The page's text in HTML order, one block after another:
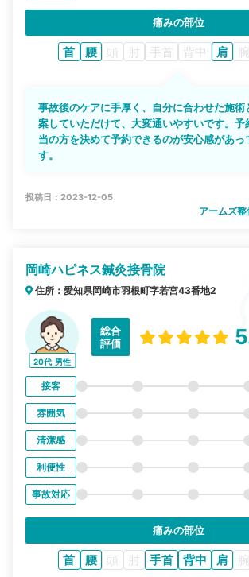
痛みの部位
首 腰 頭 肘 手首 背中 肩 腕
事故後のケアに手厚く、自分に合わせた施術
案していただけて、大変通いやすいです。予
当の方を決めて予約できるのが安心感があっ
す。
投稿日：2023-12-05
アームズ
岡崎ハピネス鍼灸接骨院
住所：愛知県岡崎市羽根町字若宮43番地2
20代 男性
総合
評価
接客
雰囲気
清潔感
利便性
事故対応
痛みの部位
首 腰 頭 肘 手首 背中 肩 腕